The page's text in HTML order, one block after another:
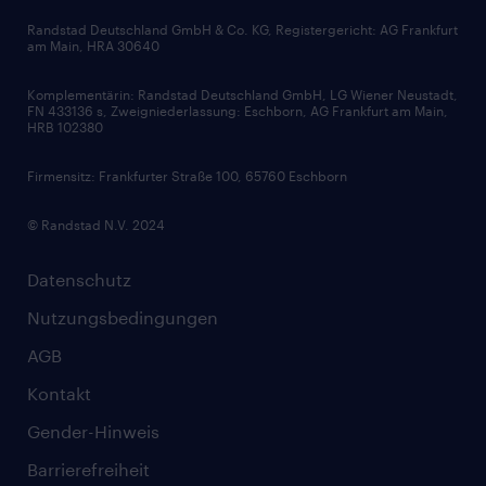
Zertifikate und Auszeichnungen
Bewerbungsratgeber
Soft Skills
Skills
Datenschutz
Nutzungsbedingungen
AGB
Kontakt
Gender-Hinweis
Barrierefreiheit
Randstad Deutschland GmbH & Co. KG, Registergericht: AG Frankfurt
am Main, HRA 30640
Komplementärin: Randstad Deutschland GmbH, LG Wiener Neustadt,
FN 433136 s, Zweigniederlassung: Eschborn, AG Frankfurt am Main,
HRB 102380
Firmensitz: Frankfurter Straße 100, 65760 Eschborn
© Randstad N.V. 2024